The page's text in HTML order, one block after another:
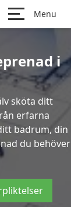
Menu
i
sköta ditt
erfarna
badrum, din
du behöver